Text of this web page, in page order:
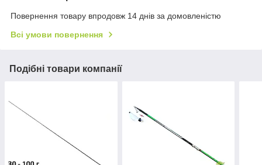
Повернення товару впродовж 14 днів за домовленістю
Всі умови повернення
Подібні товари компанії